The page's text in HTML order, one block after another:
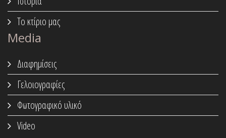
Το κτίριο μας
Media
Διαφημίσεις
Γελοιογραφίες
Φωτογραφικό υλικό
Video